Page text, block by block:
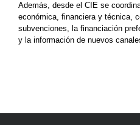
Además, desde el CIE se
económica, financiera y técnica,
subvenciones, la financiación
y la información de nuevos